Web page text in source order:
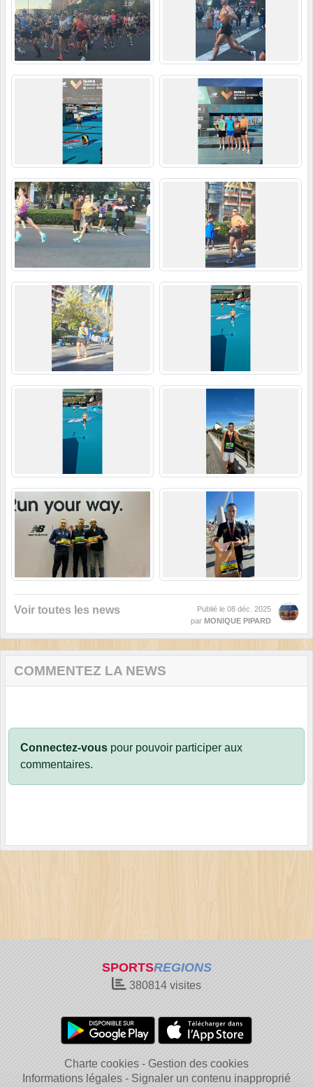
Voir toutes les news Publié le 08 déc. 2025
par MONIQUE PIPARD
COMMENTEZ LA NEWS
Connectez-vous pour pouvoir participer aux
commentaires.
SPORTSREGIONS
380814 visites
Charte cookies
Gestion des cookies
Informations légales
Signaler un contenu inapproprié